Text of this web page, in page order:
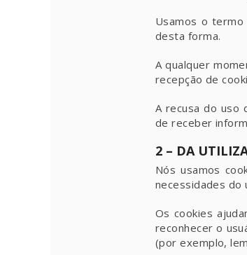
Usamos o
desta forma.
A qualquer
recepção de
A recusa do uso
de receber
2 – DA
Nós usamos
necessidades do
Os cookies
reconhecer o
(por exemplo,